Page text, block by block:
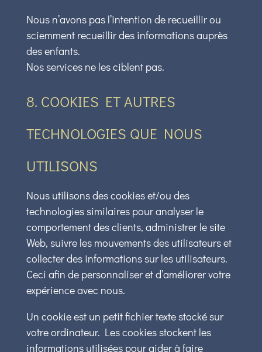
Nous n’avons pas l’intention de recueillir ou
sciemment recueillir des informations auprès
des enfants.
Nos services ne les ciblent pas.
8. COOKIES ET AUTRES
TECHNOLOGIES QUE NOUS
UTILISONS
Nous utilisons des cookies et/ou des
technologies similaires pour analyser le
comportement des clients, administrer le site
Web, suivre les mouvements des utilisateurs et
collecter des informations sur les utilisateurs.
Ceci afin de personnaliser et d’améliorer votre
expérience avec nous.
Un cookie est un petit fichier texte stocké sur
votre ordinateur. Les cookies stockent les
informations utilisées pour aider à faire